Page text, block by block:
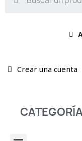
Crear una cuenta